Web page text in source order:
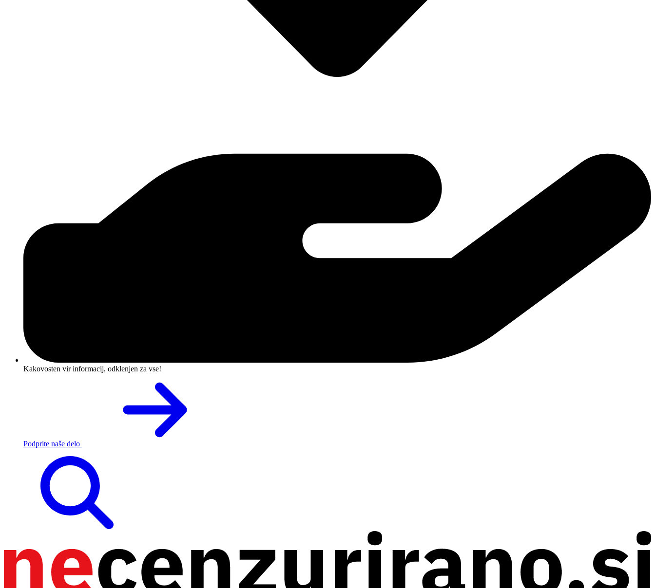
Kakovosten vir informacij, odklenjen za vse!
Podprite naše delo